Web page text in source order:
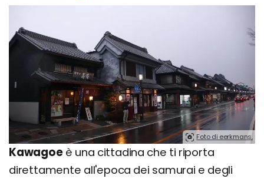
Foto di eerkmans.
Kawagoeè una cittadina che ti riporta
direttamente all'epoca dei samurai e degli